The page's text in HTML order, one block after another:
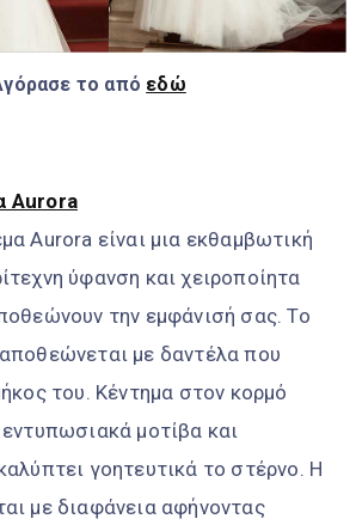
το από εδώ
Αurora
Αurora είναι μια εκθαμβωτική
ύφανση και χειροποίητα
την εμφάνισή σας. Το
με δαντέλα που
του. Κέντημα στον κορμό
μοτίβα και
γοητευτικά το στέρνο. Η
με διαφάνεια αφήνοντας